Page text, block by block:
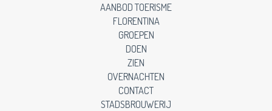
AANBOD TOERISME
FLORENTINA
GROEPEN
DOEN
ZIEN
OVERNACHTEN
CONTACT
STADSBROUWERIJ